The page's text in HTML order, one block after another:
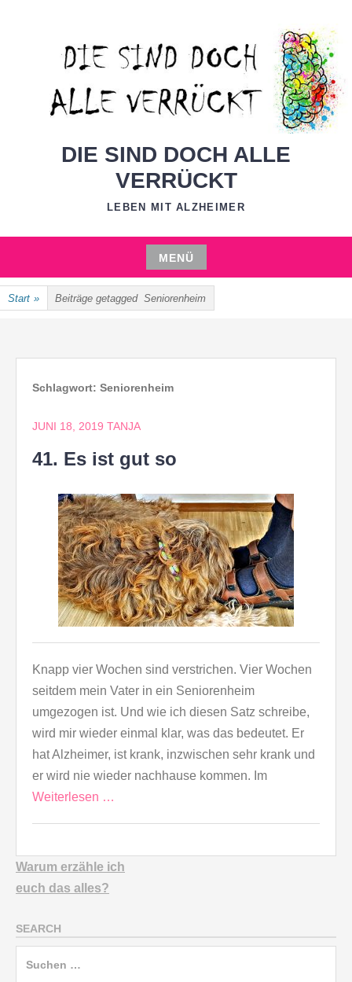
DIE SIND DOCH ALLE
VERRÜCKT
LEBEN MIT ALZHEIMER
MENÜ
Zum
Inhalt
Start » Beiträge getagged Seniorenheim
Schlagwort: Seniorenheim
JUNI 18, 2019 TANJA
41. Es ist gut so
Knapp vier Wochen sind verstrichen. Vier Wochen
seitdem mein Vater in ein Seniorenheim
umgezogen ist. Und wie ich diesen Satz schreibe,
wird mir wieder einmal klar, was das bedeutet. Er
hat Alzheimer, ist krank, inzwischen sehr krank und
er wird nie wieder nachhause kommen. Im
Weiterlesen …
Warum erzähle ich
euch das alles?
SEARCH